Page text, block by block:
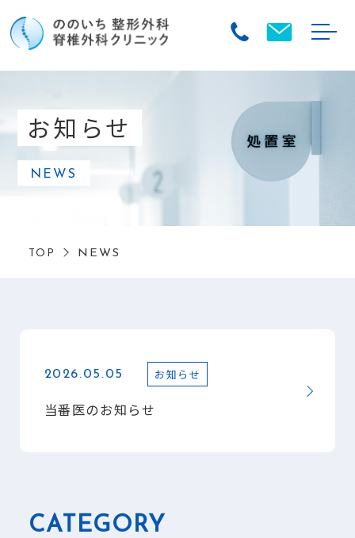
お知らせ
NEWS
TOP NEWS
2026.05.05 お知らせ
当番医のお知らせ
CATEGORY